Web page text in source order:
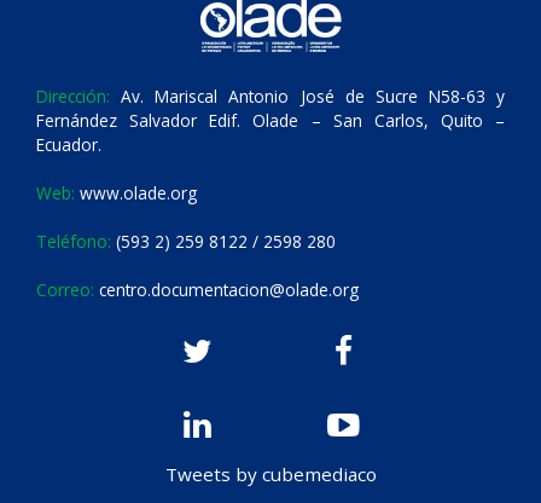
Dirección: Av. Mariscal Antonio José de Sucre N58-63 y
Fernández Salvador Edif. Olade – San Carlos, Quito –
Ecuador.
Web: www.olade.org
Teléfono: (593 2) 259 8122 / 2598 280
Correo: centro.documentacion@olade.org
Tweets by cubemediaco